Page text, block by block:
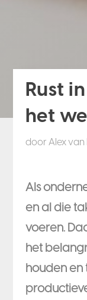
Rust
het
door Alex van
Als
en al die
voeren.
het
houden en